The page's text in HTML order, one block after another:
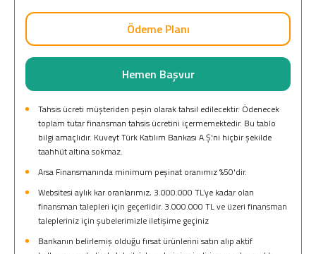
Ödeme Planı
Hemen Başvur
Tahsis ücreti müşteriden peşin olarak tahsil edilecektir. Ödenecek
toplam tutar finansman tahsis ücretini içermemektedir. Bu tablo
bilgi amaçlıdır. Kuveyt Türk Katılım Bankası A.Ş.'ni hiçbir şekilde
taahhüt altına sokmaz.
Arsa Finansmanında minimum peşinat oranımız %50'dir.
Websitesi aylık kar oranlarımız, 3.000.000 TL’ye kadar olan
finansman talepleri için geçerlidir. 3.000.000 TL ve üzeri finansman
talepleriniz için şubelerimizle iletişime geçiniz
Bankanın belirlemiş olduğu fırsat ürünlerini satın alıp aktif